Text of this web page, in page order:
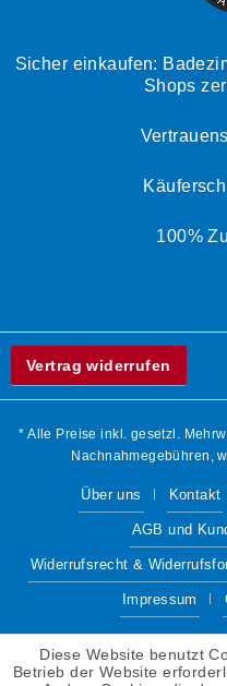
Sicher einkaufen:
Shops
100%
Vertrag widerrufen
* Alle Preise inkl. gesetzl.
Nachnahmegebühren,
Über uns Kontakt
AGB und
Widerrufsrecht &
Impressum
Diese Website benutzt
Betrieb der Website